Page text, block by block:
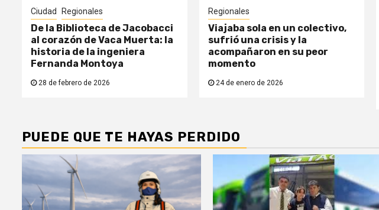
Ciudad Regionales
De la Biblioteca de Jacobacci
al corazón de Vaca Muerta: la
historia de la ingeniera
Fernanda Montoya
28 de febrero de 2026
Regionales
Viajaba sola en un colectivo,
sufrió una crisis y la
acompañaron en su peor
momento
24 de enero de 2026
PUEDE QUE TE HAYAS PERDIDO